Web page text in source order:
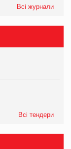
Всі журнали
Всі тендери